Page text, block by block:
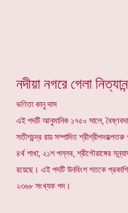
নদীয়া নগরে গেলা
ভণিতা কানু দাস
এই পদটি আনুমানিক ১৭৫০ সালে,
সতীশচন্দ্র রায় সম্পাদিত
৪র্থ শাখা, ২১শ পল্লব, শ্রীগৌরাঙ্গের
রয়েছে। এই পদটি উনবিংশ শতকে
২৩৬৮ সংখ্যক পদ।